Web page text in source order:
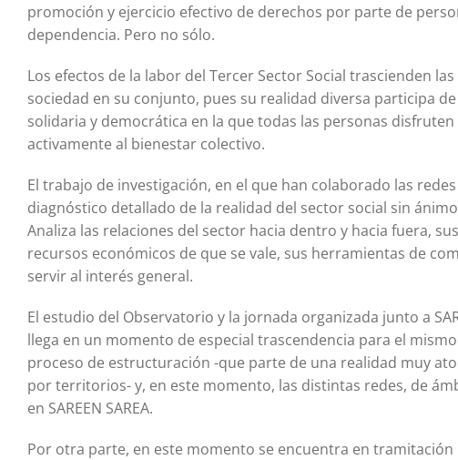
promoción y ejercicio efectivo de derechos por parte de
dependencia. Pero no sólo.
Los efectos de la labor del Tercer Sector Social trascienden
sociedad en su conjunto, pues su realidad diversa participa
solidaria y democrática en la que todas las personas
activamente al bienestar colectivo.
El trabajo de investigación, en el que han colaborado las
diagnóstico detallado de la realidad del sector social sin
Analiza las relaciones del sector hacia dentro y hacia fuera,
recursos económicos de que se vale, sus herramientas de
servir al interés general.
El estudio del Observatorio y la jornada organizada junto a
llega en un momento de especial trascendencia para el
proceso de estructuración -que parte de una realidad muy
por territorios- y, en este momento, las distintas redes, de
en SAREEN SAREA.
Por otra parte, en este momento se encuentra en